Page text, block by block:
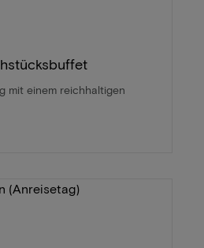
mit einem reichhaltigen